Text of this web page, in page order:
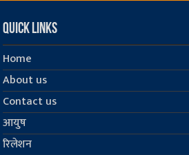
Quick Links
Home
About us
Contact us
आयुष
रिलेशन